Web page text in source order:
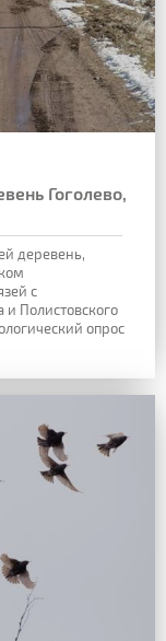
Гоголево,
деревень,
с
и Полистовского
опрос